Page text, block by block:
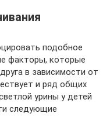
подобное
факторы, которые
в зависимости от
и ряд общих
урины у детей
следующие